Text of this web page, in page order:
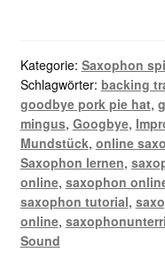
Kategorie: Saxophon
Schlagwörter: backing
goodbye pork pie hat,
mingus, Googbye,
Mundstück, online
Saxophon lernen,
online, saxophon
saxophon tutorial,
online,
Sound